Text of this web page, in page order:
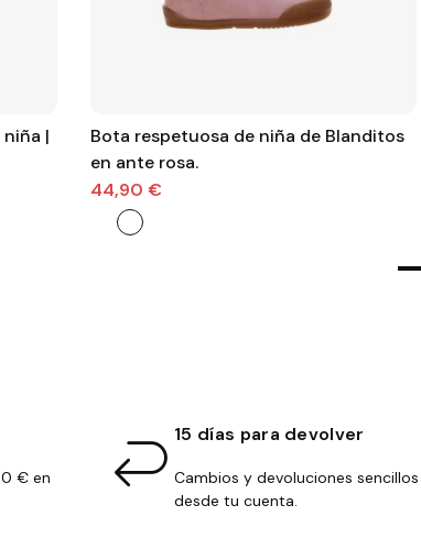
Bota respetuosa de niña de Blanditos
en ante rosa.
44,90 €
€ en
15 días para devolver
Cambios y devoluciones sencillos
desde tu cuenta.